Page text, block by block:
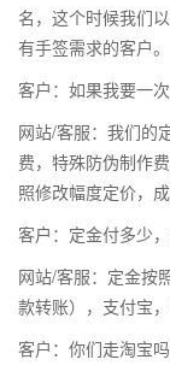
名，这个时候我们
有手签需求的客户。
客户：如果我要一
网站/客服：我们的
费，特殊防伪制作
照修改幅度定价，
客户：定金付多少
网站/客服：定金按
款转账），支付宝
客户：你们走淘宝吗